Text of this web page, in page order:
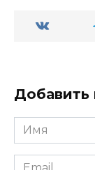
Добавить
Имя
*
Email